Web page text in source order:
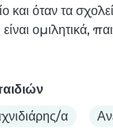
όταν τα
ομιλητικά,
α